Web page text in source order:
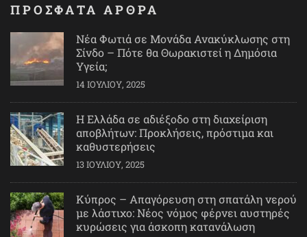
ΠΡΟΣΦΑΤΑ ΑΡΘΡΑ
Νέα Φωτιά σε Μονάδα Ανακύκλωσης στη
Σίνδο – Πότε θα Θωρακιστεί η Δημόσια
Υγεία;
14 ΙΟΥΛΊΟΥ, 2025
Η Ελλάδα σε αδιέξοδο στη διαχείριση
αποβλήτων: Προκλήσεις, πρόστιμα και
καθυστερήσεις
13 ΙΟΥΛΊΟΥ, 2025
Κύπρος – Απαγόρευση στη σπατάλη νερού
με λάστιχο: Νέος νόμος φέρνει αυστηρές
κυρώσεις για άσκοπη κατανάλωση